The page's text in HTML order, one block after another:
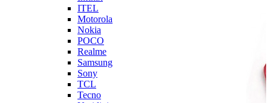
ITEL
Motorola
Nokia
POCO
Realme
Samsung
Sony
TCL
Tecno